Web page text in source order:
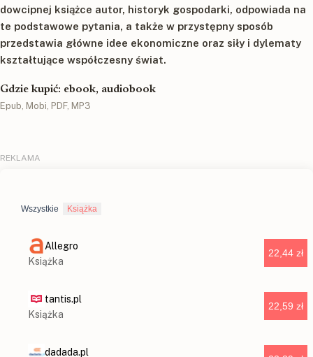
dowcipnej książce autor, historyk gospodarki, odpowiada na
te podstawowe pytania, a także w przystępny sposób
przedstawia główne idee ekonomiczne oraz siły i dylematy
kształtujące współczesny świat.
Gdzie kupić: ebook, audiobook
Epub, Mobi, PDF, MP3